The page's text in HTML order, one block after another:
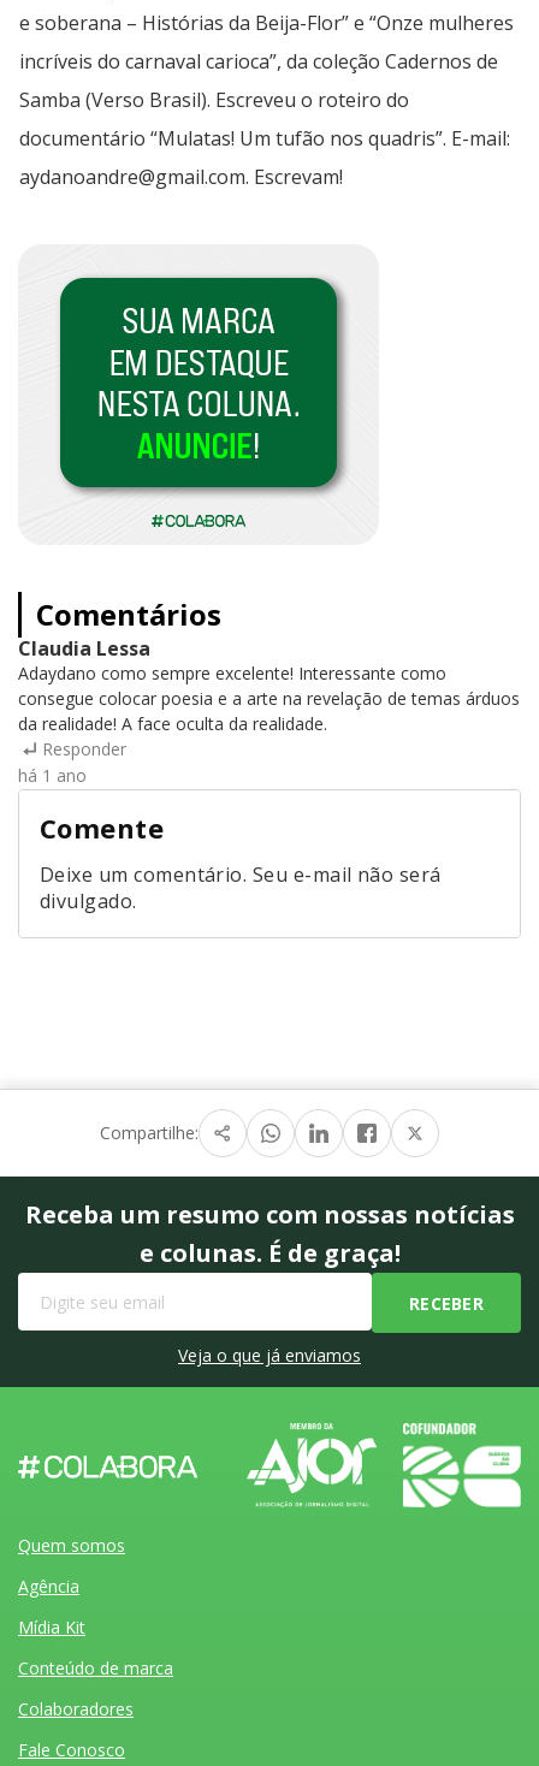
e soberana – Histórias da Beija-Flor” e “Onze mulheres
incríveis do carnaval carioca”, da coleção Cadernos de
Samba (Verso Brasil). Escreveu o roteiro do
documentário “Mulatas! Um tufão nos quadris”. E-mail:
aydanoandre@gmail.com. Escrevam!
Comentários
Claudia Lessa
Adaydano como sempre excelente! Interessante como
consegue colocar poesia e a arte na revelação de temas árduos
da realidade! A face oculta da realidade.
Responder
há 1 ano
Comente
Deixe um comentário. Seu e-mail não será
divulgado.
Compartilhe:
Receba um resumo com nossas notícias
e colunas. É de graça!
Veja o que já enviamos
Quem somos
Agência
Mídia Kit
Conteúdo de marca
Colaboradores
Fale Conosco